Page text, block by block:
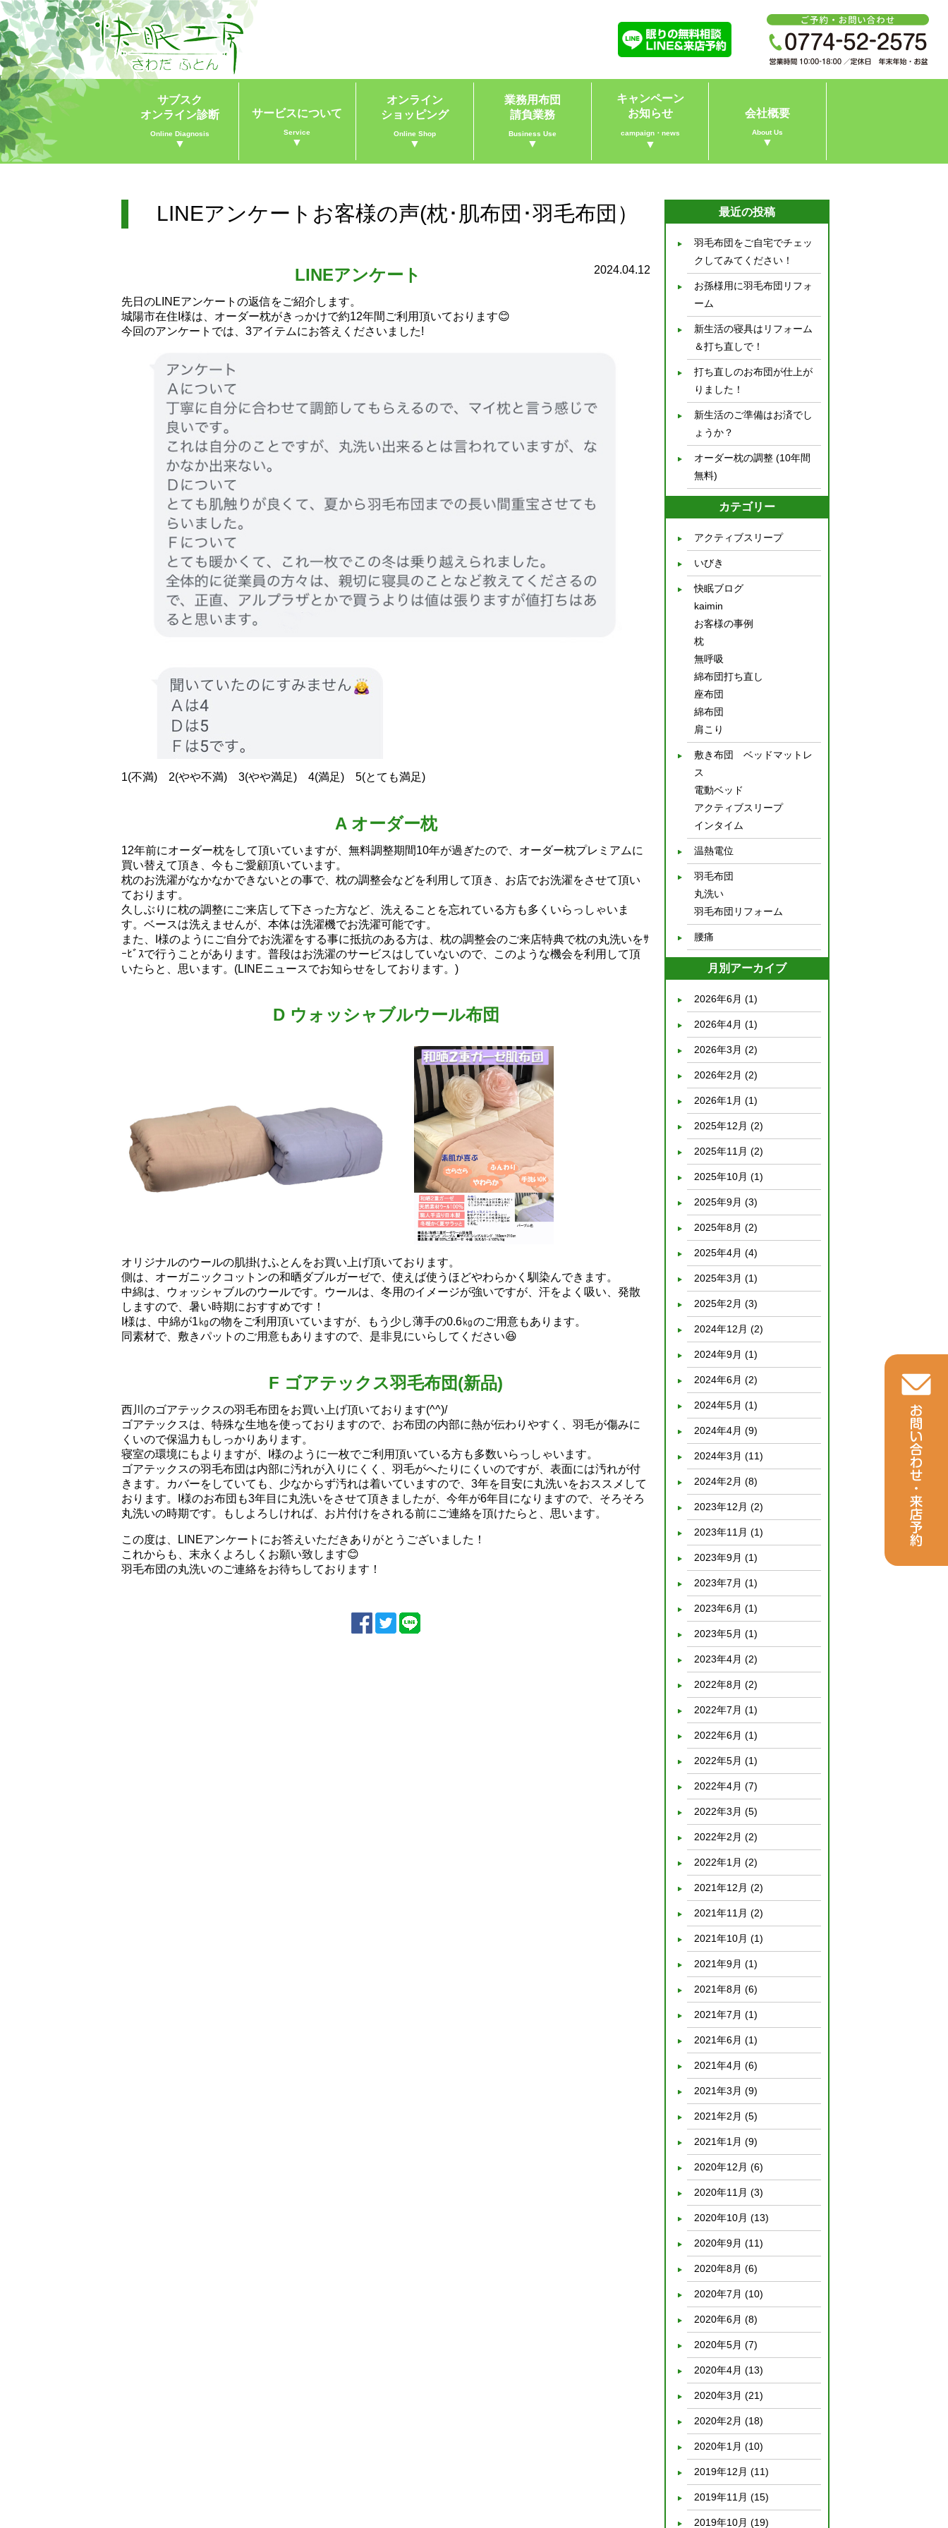
サブスク
オンライン診断
Online Diagnosis
▼
サービスについて
Service
▼
オンライン
ショッピング
Online Shop
▼
業務用布団
請負業務
Business Use
▼
キャンペーン
お知らせ
campaign・news
▼
会社概要
About Us
▼
LINEアンケートお客様の声(枕･肌布団･羽毛布団）
2024.04.12
LINEアンケート
先日のLINEアンケートの返信をご紹介します。
城陽市在住I様は、オーダー枕がきっかけで約12年間ご利用頂いております😊
今回のアンケートでは、3アイテムにお答えくださいました!
1(不満) 2(やや不満) 3(やや満足) 4(満足) 5(とても満足)
A オーダー枕
12年前にオーダー枕をして頂いていますが、無料調整期間10年が過ぎたので、オーダー枕プレミアムに
買い替えて頂き、今もご愛顧頂いています。
枕のお洗濯がなかなかできないとの事で、枕の調整会などを利用して頂き、お店でお洗濯をさせて頂い
ております。
久しぶりに枕の調整にご来店して下さった方など、洗えることを忘れている方も多くいらっしゃいま
す。ベースは洗えませんが、本体は洗濯機でお洗濯可能です。
また、I様のようにご自分でお洗濯をする事に抵抗のある方は、枕の調整会のご来店特典で枕の丸洗いをｻ
ｰﾋﾞｽで行うことがあります。普段はお洗濯のサービスはしていないので、このような機会を利用して頂
いたらと、思います。(LINEニュースでお知らせをしております。)
D ウォッシャブルウール布団
オリジナルのウールの肌掛けふとんをお買い上げ頂いております。
側は、オーガニックコットンの和晒ダブルガーゼで、使えば使うほどやわらかく馴染んできます。
中綿は、ウォッシャブルのウールです。ウールは、冬用のイメージが強いですが、汗をよく吸い、発散
しますので、暑い時期におすすめです！
I様は、中綿が1㎏の物をご利用頂いていますが、もう少し薄手の0.6㎏のご用意もあります。
同素材で、敷きパットのご用意もありますので、是非見にいらしてください😆
F ゴアテックス羽毛布団(新品)
西川のゴアテックスの羽毛布団をお買い上げ頂いております(^^)/
ゴアテックスは、特殊な生地を使っておりますので、お布団の内部に熱が伝わりやすく、羽毛が傷みに
くいので保温力もしっかりあります。
寝室の環境にもよりますが、I様のように一枚でご利用頂いている方も多数いらっしゃいます。
ゴアテックスの羽毛布団は内部に汚れが入りにくく、羽毛がへたりにくいのですが、表面には汚れが付
きます。カバーをしていても、少なからず汚れは着いていますので、3年を目安に丸洗いをおススメして
おります。I様のお布団も3年目に丸洗いをさせて頂きましたが、今年が6年目になりますので、そろそろ
丸洗いの時期です。もしよろしければ、お片付けをされる前にご連絡を頂けたらと、思います。
この度は、LINEアンケートにお答えいただきありがとうございました！
これからも、末永くよろしくお願い致します😊
羽毛布団の丸洗いのご連絡をお待ちしております！
最近の投稿
羽毛布団をご自宅でチェッ
クしてみてください！
お孫様用に羽毛布団リフォ
ーム
新生活の寝具はリフォーム
＆打ち直しで！
打ち直しのお布団が仕上が
りました！
新生活のご準備はお済でし
ょうか？
オーダー枕の調整 (10年間
無料)
カテゴリー
アクティブスリープ
いびき
快眠ブログ
kaimin
お客様の事例
枕
無呼吸
綿布団打ち直し
座布団
綿布団
肩こり
敷き布団 ベッドマットレ
ス
電動ベッド
アクティブスリープ
インタイム
温熱電位
羽毛布団
丸洗い
羽毛布団リフォーム
腰痛
月別アーカイブ
2026年6月 (1)
2026年4月 (1)
2026年3月 (2)
2026年2月 (2)
2026年1月 (1)
2025年12月 (2)
2025年11月 (2)
2025年10月 (1)
2025年9月 (3)
2025年8月 (2)
2025年4月 (4)
2025年3月 (1)
2025年2月 (3)
2024年12月 (2)
2024年9月 (1)
2024年6月 (2)
2024年5月 (1)
2024年4月 (9)
2024年3月 (11)
2024年2月 (8)
2023年12月 (2)
2023年11月 (1)
2023年9月 (1)
2023年7月 (1)
2023年6月 (1)
2023年5月 (1)
2023年4月 (2)
2022年8月 (2)
2022年7月 (1)
2022年6月 (1)
2022年5月 (1)
2022年4月 (7)
2022年3月 (5)
2022年2月 (2)
2022年1月 (2)
2021年12月 (2)
2021年11月 (2)
2021年10月 (1)
2021年9月 (1)
2021年8月 (6)
2021年7月 (1)
2021年6月 (1)
2021年4月 (6)
2021年3月 (9)
2021年2月 (5)
2021年1月 (9)
2020年12月 (6)
2020年11月 (3)
2020年10月 (13)
2020年9月 (11)
2020年8月 (6)
2020年7月 (10)
2020年6月 (8)
2020年5月 (7)
2020年4月 (13)
2020年3月 (21)
2020年2月 (18)
2020年1月 (10)
2019年12月 (11)
2019年11月 (15)
2019年10月 (19)